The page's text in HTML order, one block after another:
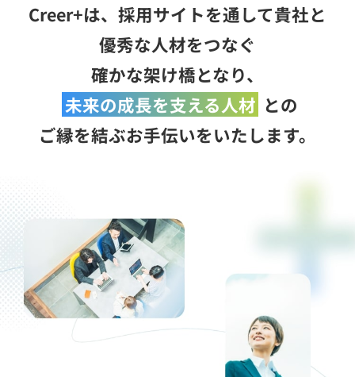
Creer+は、採用サイトを通して貴社と
優秀な人材をつなぐ
確かな架け橋となり、
未来の成長を支える人材 との
ご縁を結ぶお手伝いをいたします。